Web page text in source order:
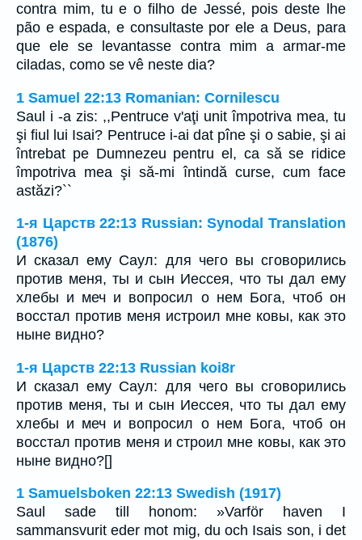
contra mim, tu e o filho de Jessé, pois deste lhe
pão e espada, e consultaste por ele a Deus, para
que ele se levantasse contra mim a armar-me
ciladas, como se vê neste dia?
1 Samuel 22:13 Romanian: Cornilescu
Saul i -a zis: ,,Pentruce v'aţi unit împotriva mea, tu
şi fiul lui Isai? Pentruce i-ai dat pîne şi o sabie, şi ai
întrebat pe Dumnezeu pentru el, ca să se ridice
împotriva mea şi să-mi întindă curse, cum face
astăzi?``
1-я Царств 22:13 Russian: Synodal Translation
(1876)
И сказал ему Саул: для чего вы сговорились
против меня, ты и сын Иессея, что ты дал ему
хлебы и меч и вопросил о нем Бога, чтоб он
восстал против меня истроил мне ковы, как это
ныне видно?
1-я Царств 22:13 Russian koi8r
И сказал ему Саул: для чего вы сговорились
против меня, ты и сын Иессея, что ты дал ему
хлебы и меч и вопросил о нем Бога, чтоб он
восстал против меня и строил мне ковы, как это
ныне видно?[]
1 Samuelsboken 22:13 Swedish (1917)
Saul sade till honom: »Varför haven I
sammansvurit eder mot mig, du och Isais son, i det